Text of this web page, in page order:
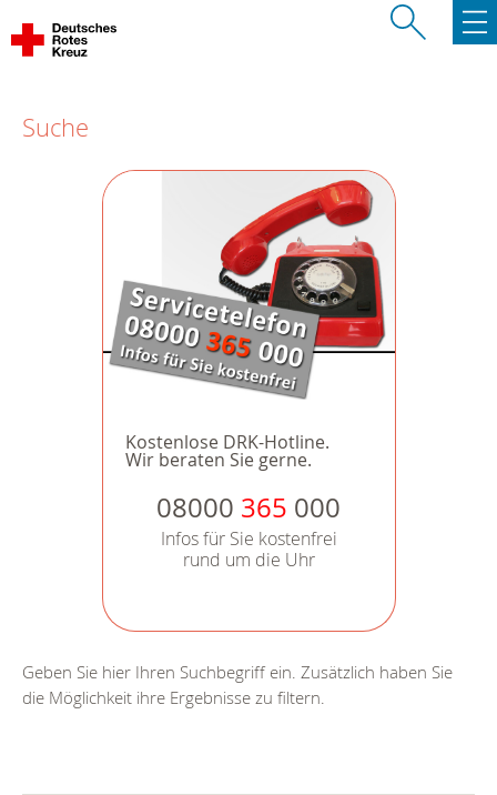
Suche
Kostenlose DRK-Hotline.
Wir beraten Sie gerne.
08000 365 000
Infos für Sie kostenfrei
rund um die Uhr
Geben Sie hier Ihren Suchbegriff ein. Zusätzlich haben Sie
die Möglichkeit ihre Ergebnisse zu filtern.